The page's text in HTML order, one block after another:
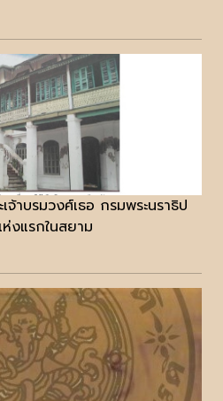
จ้าบรมวงศ์เธอ กรมพระนราธิป
งแรกในสยาม